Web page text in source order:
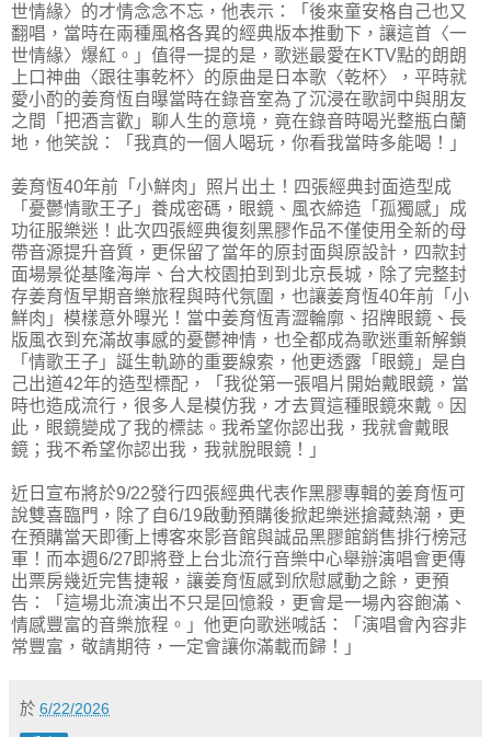
世情緣〉的才情念念不忘，他表示：「後來童安格自己也又
翻唱，當時在兩種風格各異的經典版本推動下，讓這首〈一
世情緣〉爆紅。」值得一提的是，歌迷最愛在KTV點的朗朗
上口神曲〈跟往事乾杯〉的原曲是日本歌〈乾杯〉，平時就
愛小酌的姜育恆自曝當時在錄音室為了沉浸在歌詞中與朋友
之間「把酒言歡」聊人生的意境，竟在錄音時喝光整瓶白蘭
地，他笑說：「我真的一個人喝玩，你看我當時多能喝！」
姜育恆40年前「小鮮肉」照片出土！四張經典封面造型成
「憂鬱情歌王子」養成密碼，眼鏡、風衣締造「孤獨感」成
功征服樂迷！此次四張經典復刻黑膠作品不僅使用全新的母
帶音源提升音質，更保留了當年的原封面與原設計，四款封
面場景從基隆海岸、台大校園拍到到北京長城，除了完整封
存姜育恆早期音樂旅程與時代氛圍，也讓姜育恆40年前「小
鮮肉」模樣意外曝光！當中姜育恆青澀輪廓、招牌眼鏡、長
版風衣到充滿故事感的憂鬱神情，也全都成為歌迷重新解鎖
「情歌王子」誕生軌跡的重要線索，他更透露「眼鏡」是自
己出道42年的造型標配，「我從第一張唱片開始戴眼鏡，當
時也造成流行，很多人是模仿我，才去買這種眼鏡來戴。因
此，眼鏡變成了我的標誌。我希望你認出我，我就會戴眼
鏡；我不希望你認出我，我就脫眼鏡！」
近日宣布將於9/22發行四張經典代表作黑膠專輯的姜育恆可
說雙喜臨門，除了自6/19啟動預購後掀起樂迷搶藏熱潮，更
在預購當天即衝上博客來影音館與誠品黑膠館銷售排行榜冠
軍！而本週6/27即將登上台北流行音樂中心舉辦演唱會更傳
出票房幾近完售捷報，讓姜育恆感到欣慰感動之餘，更預
告：「這場北流演出不只是回憶殺，更會是一場內容飽滿、
情感豐富的音樂旅程。」他更向歌迷喊話：「演唱會內容非
常豐富，敬請期待，一定會讓你滿載而歸！」
於 6/22/2026